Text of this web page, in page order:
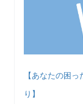
【あなたの困
り】